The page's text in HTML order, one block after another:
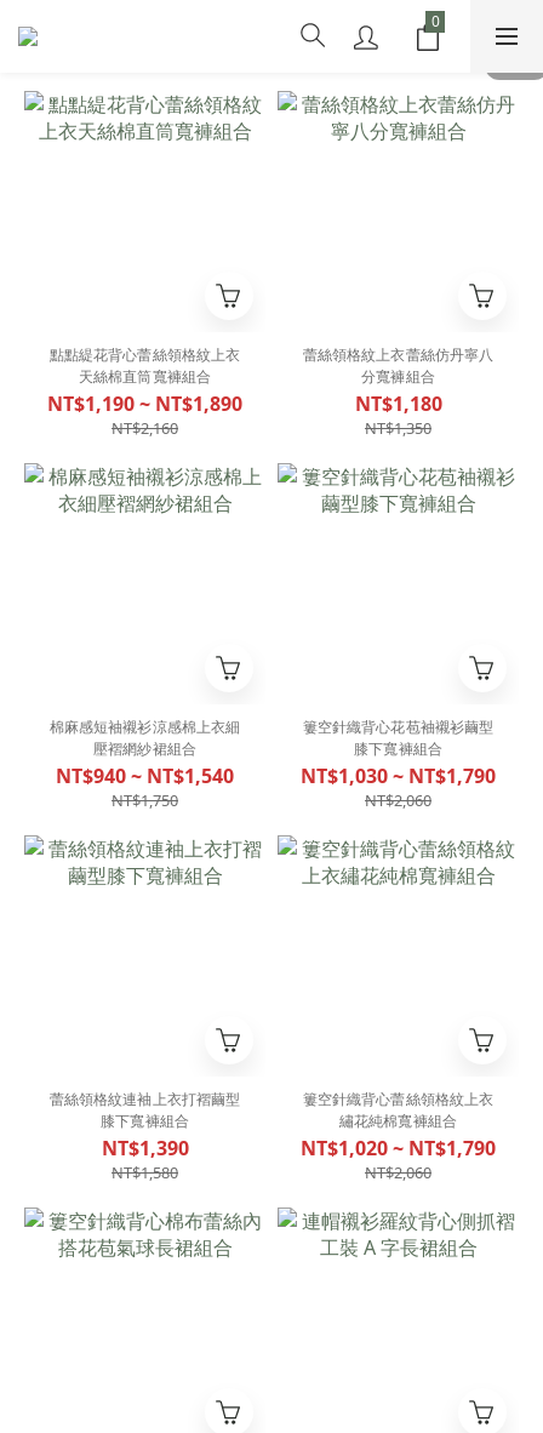
點點緹花背心蕾絲領格紋上衣
天絲棉直筒寬褲組合
NT$1,190 ~ NT$1,890
NT$2,160
蕾絲領格紋上衣蕾絲仿丹寧八
分寬褲組合
NT$1,180
NT$1,350
棉麻感短袖襯衫涼感棉上衣細
壓褶網紗裙組合
NT$940 ~ NT$1,540
NT$1,750
簍空針織背心花苞袖襯衫繭型
膝下寬褲組合
NT$1,030 ~ NT$1,790
NT$2,060
蕾絲領格紋連袖上衣打褶繭型
膝下寬褲組合
NT$1,390
NT$1,580
簍空針織背心蕾絲領格紋上衣
繡花純棉寬褲組合
NT$1,020 ~ NT$1,790
NT$2,060